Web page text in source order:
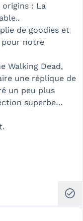
: La
de goodies et
pour notre
Walking Dead,
une réplique de
un peu plus
superbe…
check_circle